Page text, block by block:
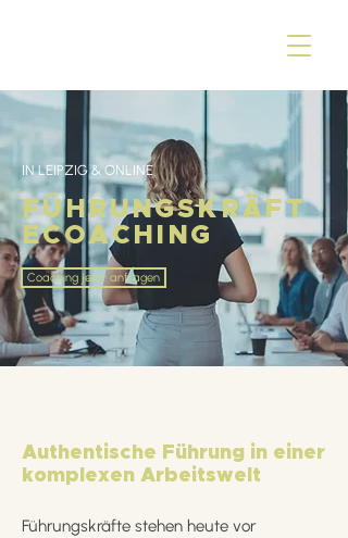
IN LEIPZIG & ONLINE
FÜHRUNGSKRÄFT
ECOACHING
Coaching jetzt anfragen
Authentische Führung in einer
komplexen Arbeitswelt
Führungskräfte stehen heute vor